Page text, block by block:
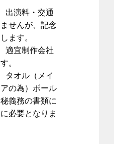
演料・交通
せんが、記念
ます。
制作会社
。
ル（メイ
の為）ボール
義務の書類に
必要となりま